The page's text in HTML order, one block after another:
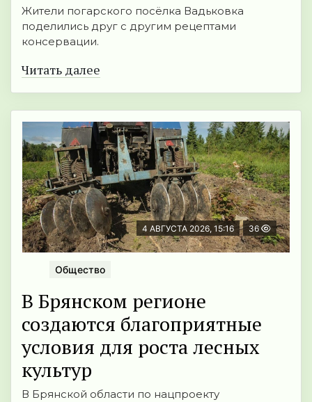
Жители погарского посёлка Вадьковка
поделились друг с другим рецептами
консервации.
Читать далее
4 АВГУСТА 2026, 15:16 36
Общество
В Брянском регионе
создаются благоприятные
условия для роста лесных
культур
В Брянской области по нацпроекту